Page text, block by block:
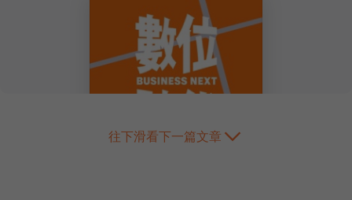
往下滑看下一篇文章